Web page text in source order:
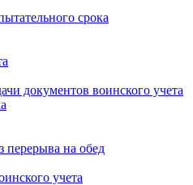
срока
документов воинского учета
перерыва на обед
учета